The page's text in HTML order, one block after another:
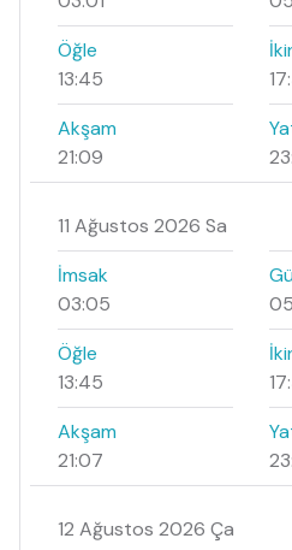
Öğle
13:45
Akşam
21:09
11 Ağustos 2026 Sa
İmsak
03:05
Öğle
13:45
Akşam
21:07
12 Ağustos 2026 Ça